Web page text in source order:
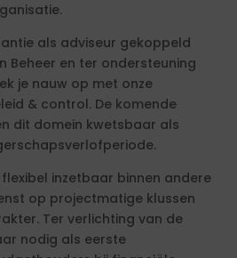
als adviseur gekoppeld
Beheer en ter ondersteuning
je nauw op met onze
& control. De komende
dit domein kwetsbaar als
inzetbaar binnen andere
op projectmatige klussen
Ter verlichting van de
nodig als eerste